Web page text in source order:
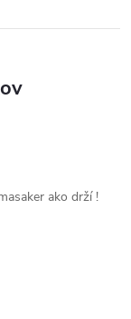
ako drží !